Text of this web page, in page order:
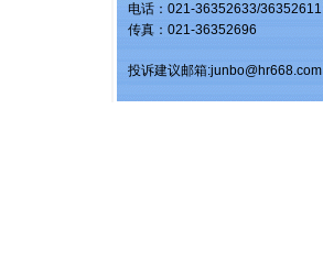
电话：021-36352633/36352611
传真：021-36352696
投诉建议邮箱:junbo@hr668.com